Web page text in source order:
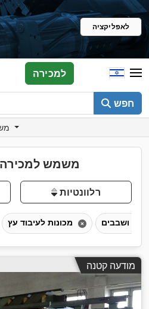
לאפליקציה
חפש
למכירה
משמש
רלוונטיות
מודעה קטנה